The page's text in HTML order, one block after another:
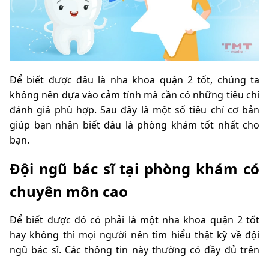
Để biết được đâu là nha khoa quận 2 tốt, chúng ta
không nên dựa vào cảm tính mà cần có những tiêu chí
đánh giá phù hợp. Sau đây là một số tiêu chí cơ bản
giúp bạn nhận biết đâu là phòng khám tốt nhất cho
bạn.
Đội ngũ bác sĩ tại phòng khám có
chuyên môn cao
Để biết được đó có phải là một nha khoa quận 2 tốt
hay không thì mọi người nên tìm hiểu thật kỹ về đội
ngũ bác sĩ. Các thông tin này thường có đầy đủ trên